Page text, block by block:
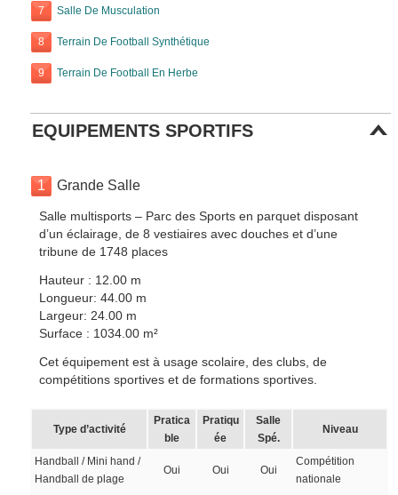
7 Salle De Musculation
8 Terrain De Football Synthétique
9 Terrain De Football En Herbe
EQUIPEMENTS SPORTIFS
1 Grande Salle
Salle multisports – Parc des Sports en parquet disposant
d’un éclairage, de 8 vestiaires avec douches et d’une
tribune de 1748 places
Hauteur : 12.00 m
Longueur: 44.00 m
Largeur: 24.00 m
Surface : 1034.00 m²
Cet équipement est à usage scolaire, des clubs, de
compétitions sportives et de formations sportives.
Type d’activité
Pratica
ble
Pratiqu
ée
Salle
Spé.
Niveau
Handball / Mini hand /
Handball de plage
Oui Oui Oui
Compétition
nationale